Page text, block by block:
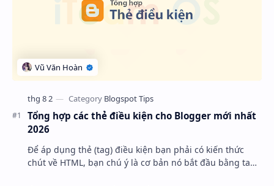
Tổng hợp các thẻ điều kiện cho Blogger mới nhất
2026
Để áp dụng thẻ (tag) điều kiện bạn phải có kiến thức
chút về HTML, bạn chú ý là cơ bản nó bắt đầu bằng tag